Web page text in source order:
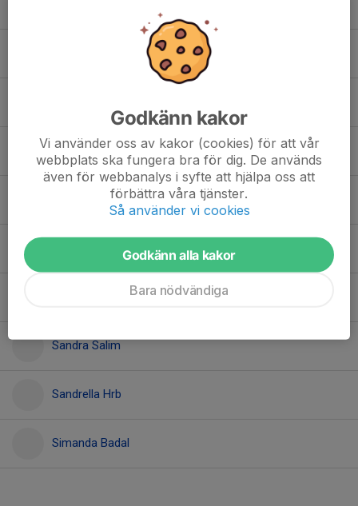
Hermiela Amanuel
Maja Jakobsson
Marwa Asuman
Sandra Salim
Sandrella Hrb
Simanda Badal
Godkänn kakor
Vi använder oss av kakor (cookies) för att vår
webbplats ska fungera bra för dig. De används
även för webbanalys i syfte att hjälpa oss att
förbättra våra tjänster.
Så använder vi cookies
Godkänn alla kakor
Bara nödvändiga